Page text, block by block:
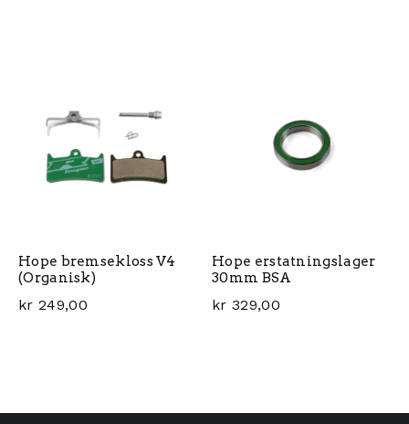
Hope bremsekloss V4
(Organisk)
kr 249,00
Hope erstatningslager
30mm BSA
kr 329,00